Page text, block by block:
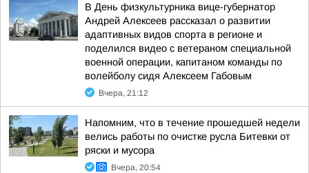
В День физкультурника вице-губернатор
Андрей Алексеев рассказал о развитии
адаптивных видов спорта в регионе и
поделился видео с ветераном специальной
военной операции, капитаном команды по
волейболу сидя Алексеем Габовым
Вчера, 21:12
Напомним, что в течение прошедшей недели
велись работы по очистке русла Битевки от
ряски и мусора
Вчера, 20:54